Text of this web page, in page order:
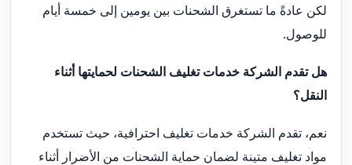
لكن عادةً ما تستغرق الشحنات بين يومين إلى خمسة أيام
للوصول.
هل تقدم الشركة خدمات تغليف الشحنات لحمايتها أثناء
النقل؟
نعم، تقدم الشركة خدمات تغليف احترافية، حيث تستخدم
مواد تغليف متينة لضمان حماية الشحنات من الأضرار أثناء